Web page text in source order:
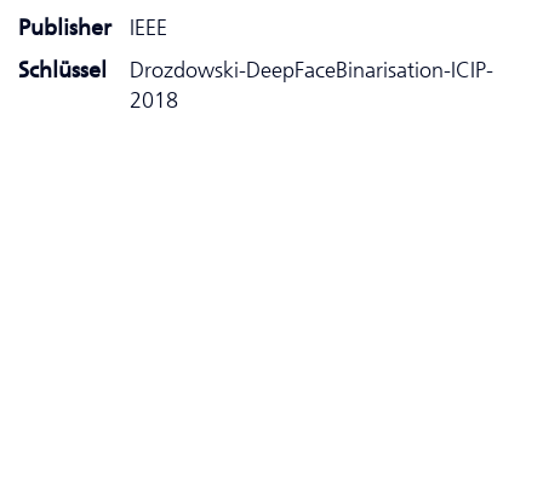
Publisher
IEEE
Schlüssel
Drozdowski-DeepFaceBinarisation-ICIP-
2018